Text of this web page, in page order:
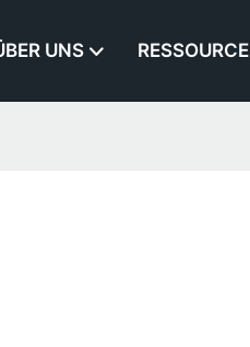
UNS RESSOURCE